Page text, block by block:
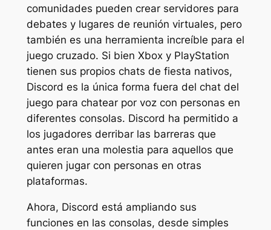
comunidades pueden crear servidores para
debates y lugares de reunión virtuales, pero
también es una herramienta increíble para el
juego cruzado. Si bien Xbox y PlayStation
tienen sus propios chats de fiesta nativos,
Discord es la única forma fuera del chat del
juego para chatear por voz con personas en
diferentes consolas. Discord ha permitido a
los jugadores derribar las barreras que
antes eran una molestia para aquellos que
quieren jugar con personas en otras
plataformas.
Ahora, Discord está ampliando sus
funciones en las consolas, desde simples